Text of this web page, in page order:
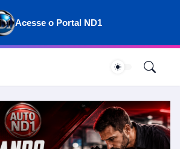
Acesse o Portal ND1